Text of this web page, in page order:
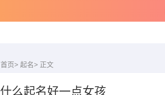
首页> 起名> 正文
么起名好一点女孩